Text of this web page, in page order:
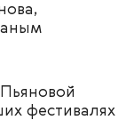
,
фестивалях